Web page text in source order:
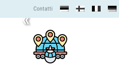
« Contatti